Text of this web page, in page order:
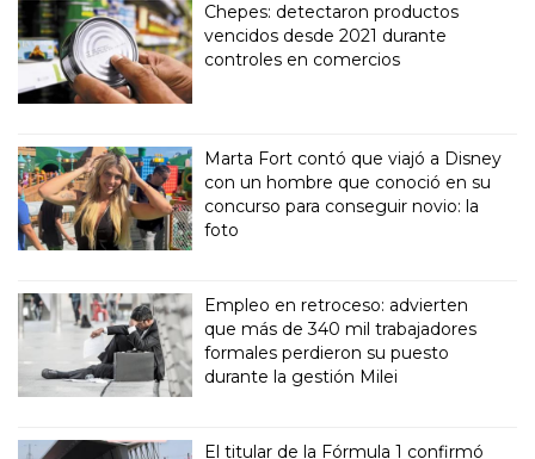
Chepes: detectaron productos
vencidos desde 2021 durante
controles en comercios
Marta Fort contó que viajó a Disney
con un hombre que conoció en su
concurso para conseguir novio: la
foto
Empleo en retroceso: advierten
que más de 340 mil trabajadores
formales perdieron su puesto
durante la gestión Milei
El titular de la Fórmula 1 confirmó